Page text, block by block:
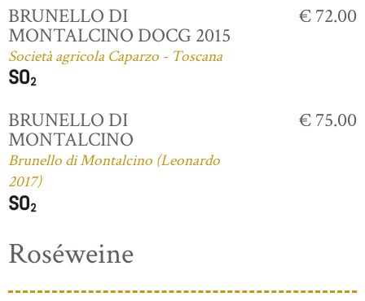
BRUNELLO DI
MONTALCINO DOCG 2015
Società agricola Caparzo - Toscana
€ 72.00
BRUNELLO DI
MONTALCINO
Brunello di Montalcino (Leonardo
2017)
€ 75.00
Roséweine